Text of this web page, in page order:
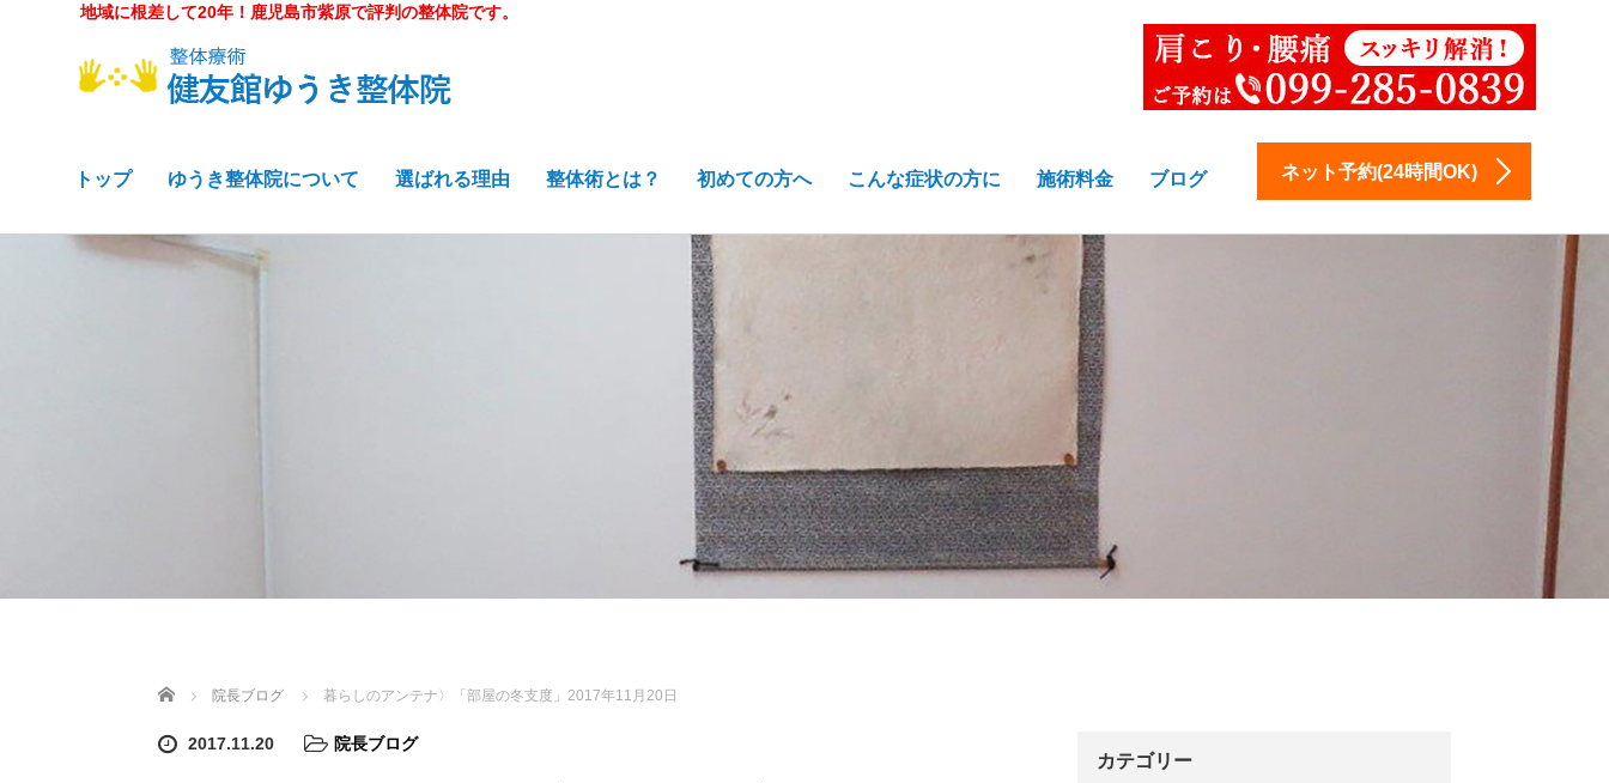
地域に根差して20年！鹿児島市紫原で評判の整体院です。
トップ ゆうき整体院について 選ばれる理由 整体術とは？ 初めての方へ こんな症状の方に 施術料金 ブログ ネット予約(24時間OK)
ホーム 院長ブログ 暮らしのアンテナ〉「部屋の冬支度」2017年11月20日
2017.11.20 院長ブログ
カテゴリー